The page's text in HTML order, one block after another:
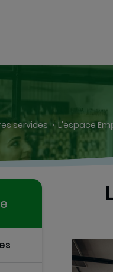
services L'espace